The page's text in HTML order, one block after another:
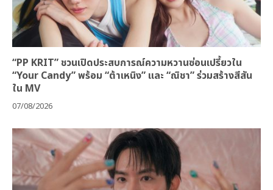
“PP KRIT” ชวนเปิดประสบการณ์ความหวานซ่อนเปรี้ยวใน
“Your Candy” พร้อม “ต้าเหนิง” และ “ณิชา” ร่วมสร้างสีสัน
ใน MV
07/08/2026